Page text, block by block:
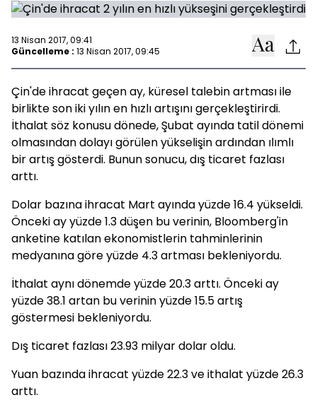
13 Nisan 2017, 09:41
Güncelleme : 13 Nisan 2017, 09:45
Çin'de ihracat geçen ay, küresel talebin artması ile
birlikte son iki yılın en hızlı artışını gerçekleştirirdi.
İthalat söz konusu dönede, Şubat ayında tatil dönemi
olmasından dolayı görülen yükselişin ardından ılımlı
bir artış gösterdi. Bunun sonucu, dış ticaret fazlası
arttı.
Dolar bazına ihracat Mart ayında yüzde 16.4 yükseldi.
Önceki ay yüzde 1.3 düşen bu verinin, Bloomberg'in
anketine katılan ekonomistlerin tahminlerinin
medyanına göre yüzde 4.3 artması bekleniyordu.
İthalat aynı dönemde yüzde 20.3 arttı. Önceki ay
yüzde 38.1 artan bu verinin yüzde 15.5 artış
göstermesi bekleniyordu.
Dış ticaret fazlası 23.93 milyar dolar oldu.
Yuan bazında ihracat yüzde 22.3 ve ithalat yüzde 26.3
arttı.